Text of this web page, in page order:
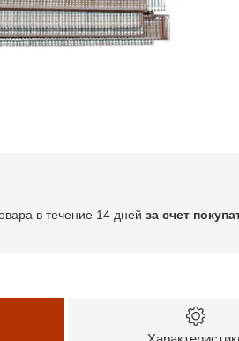
в течение 14 дней за счет